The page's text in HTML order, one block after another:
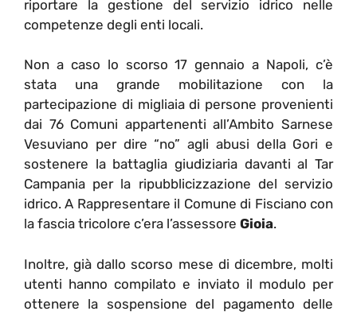
riportare la gestione del servizio idrico nelle
competenze degli enti locali.
Non a caso lo scorso 17 gennaio a Napoli, c’è
stata una grande mobilitazione con la
partecipazione di migliaia di persone provenienti
dai 76 Comuni appartenenti all’Ambito Sarnese
Vesuviano per dire “no” agli abusi della Gori e
sostenere la battaglia giudiziaria davanti al Tar
Campania per la ripubblicizzazione del servizio
idrico. A Rappresentare il Comune di Fisciano con
la fascia tricolore c’era l’assessore Gioia.
Inoltre, già dallo scorso mese di dicembre, molti
utenti hanno compilato e inviato il modulo per
ottenere la sospensione del pagamento delle